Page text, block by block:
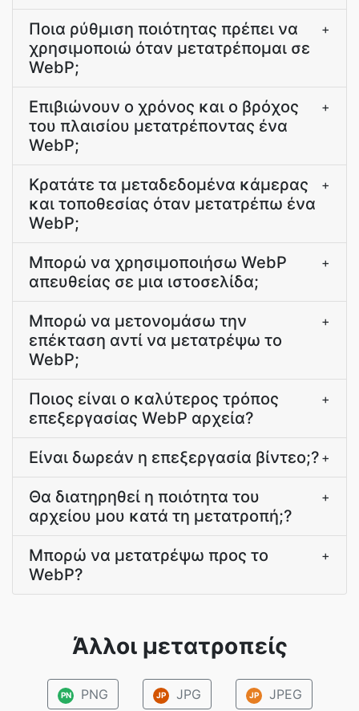
Ποια ρύθμιση ποιότητας πρέπει να
χρησιμοποιώ όταν μετατρέπομαι σε
WebP;
+
Επιβιώνουν ο χρόνος και ο βρόχος
του πλαισίου μετατρέποντας ένα
WebP;
+
Κρατάτε τα μεταδεδομένα κάμερας
και τοποθεσίας όταν μετατρέπω ένα
WebP;
+
Μπορώ να χρησιμοποιήσω WebP
απευθείας σε μια ιστοσελίδα;
+
Μπορώ να μετονομάσω την
επέκταση αντί να μετατρέψω το
WebP;
+
Ποιος είναι ο καλύτερος τρόπος
επεξεργασίας WebP αρχεία?
+
Είναι δωρεάν η επεξεργασία βίντεο;? +
Θα διατηρηθεί η ποιότητα του
αρχείου μου κατά τη μετατροπή;?
+
Μπορώ να μετατρέψω προς το
WebP?
+
Άλλοι μετατροπείς
PN PNG JP JPG JP JPEG